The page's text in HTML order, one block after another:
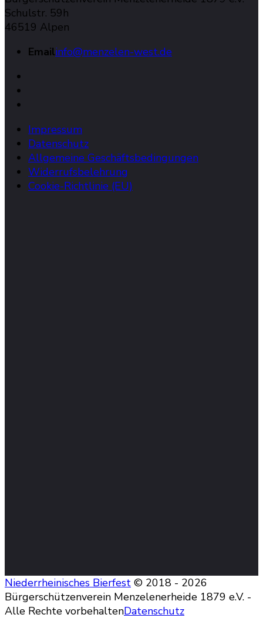
Schulstr. 59h
46519 Alpen
Emailinfo@menzelen-west.de
Impressum
Datenschutz
Allgemeine Geschäftsbedingungen
Widerrufsbelehrung
Cookie-Richtlinie (EU)
Niederrheinisches Bierfest © 2018 - 2026
Bürgerschützenverein Menzelenerheide 1879 e.V. -
Alle Rechte vorbehaltenDatenschutz